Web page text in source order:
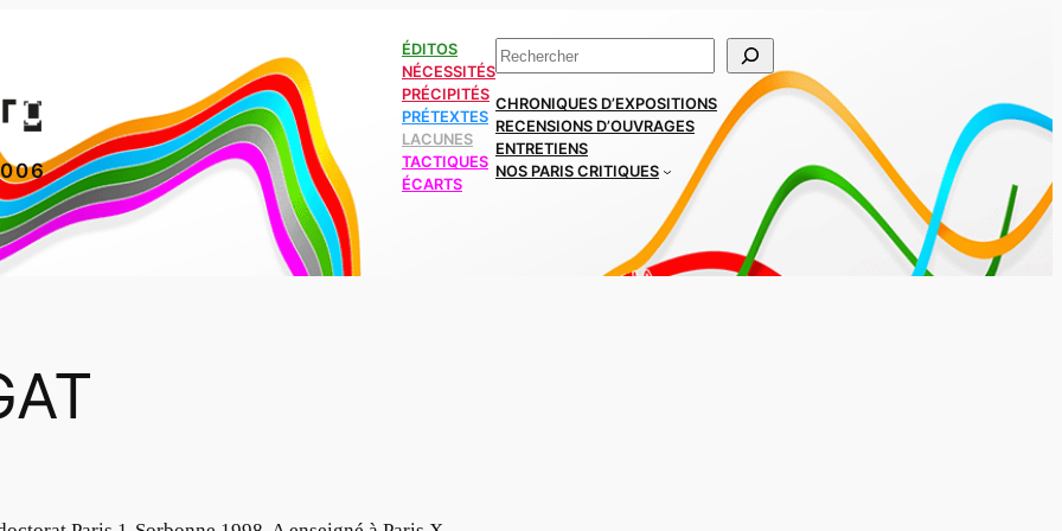
ÉDITOS
NÉCESSITÉS
PRÉCIPITÉS
PRÉTEXTES
LACUNES
TACTIQUES
ÉCARTS
Rechercher
CHRONIQUES D’EXPOSITIONS
RECENSIONS D’OUVRAGES
ENTRETIENS
NOS PARIS CRITIQUES